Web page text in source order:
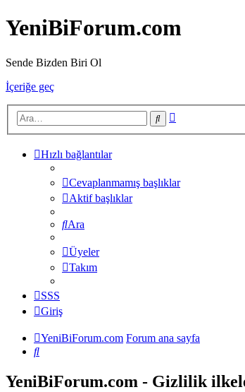
YeniBiForum.com
Sende Bizden Biri Ol
İçeriğe geç
Ara
Hızlı bağlantılar
Cevaplanmamış başlıklar
Aktif başlıklar
Ara
Üyeler
Takım
SSS
Giriş
YeniBiForum.com Forum ana sayfa
Ara
YeniBiForum.com - Gizlilik